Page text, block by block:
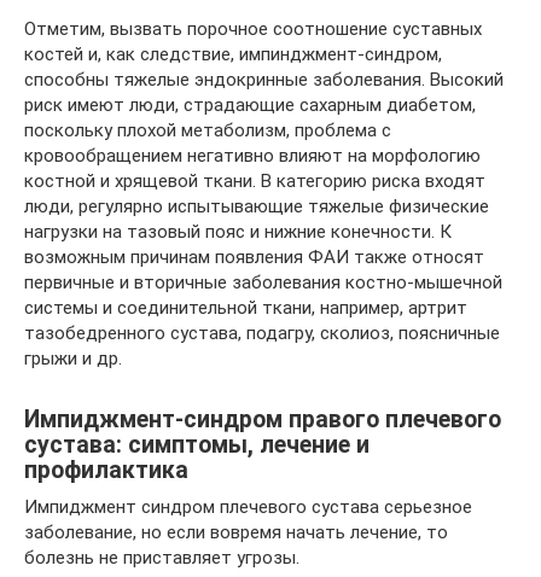
Отметим, вызвать порочное соотношение суставных
костей и, как следствие, импинджмент-синдром,
способны тяжелые эндокринные заболевания. Высокий
риск имеют люди, страдающие сахарным диабетом,
поскольку плохой метаболизм, проблема с
кровообращением негативно влияют на морфологию
костной и хрящевой ткани. В категорию риска входят
люди, регулярно испытывающие тяжелые физические
нагрузки на тазовый пояс и нижние конечности. К
возможным причинам появления ФАИ также относят
первичные и вторичные заболевания костно-мышечной
системы и соединительной ткани, например, артрит
тазобедренного сустава, подагру, сколиоз, поясничные
грыжи и др.
Импиджмент-синдром правого плечевого
сустава: симптомы, лечение и
профилактика
Импиджмент синдром плечевого сустава серьезное
заболевание, но если вовремя начать лечение, то
болезнь не приставляет угрозы.